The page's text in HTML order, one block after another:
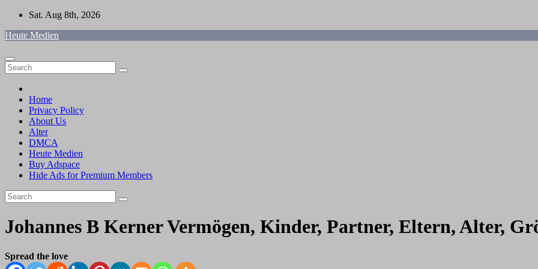
Skip
content
Sat. Aug 8th, 2026
Heute Medien
Home
Privacy Policy
About Us
Alter
DMCA
Heute Medien
Buy Adspace
Hide Ads for Premium Members
Johannes B Kerner Vermögen, Kinder, Partner, Eltern, Alter,
Spread the love